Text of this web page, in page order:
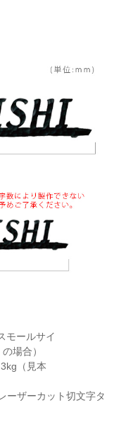
モールサイ
場合）
（見本
ーザーカット切文字タ